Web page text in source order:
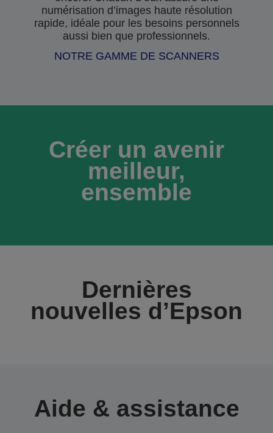
numérisation d’images haute résolution
rapide, idéale pour les besoins personnels
aussi bien que professionnels.
NOTRE GAMME DE SCANNERS
Créer un avenir
meilleur,
ensemble
Dernières
nouvelles d’Epson
Aide & assistance